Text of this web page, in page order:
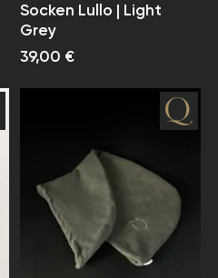
Socken Lullo | Light
Grey
39,00 €